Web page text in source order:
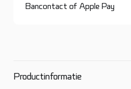
Bancontact of Apple Pay
Productinformatie